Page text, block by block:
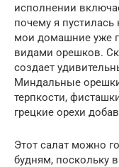
исполнении
почему я
мои домашние уже
видами орешков.
создает
Миндальные
терпкости,
грецкие орехи
Этот салат можно
будням, поскольку